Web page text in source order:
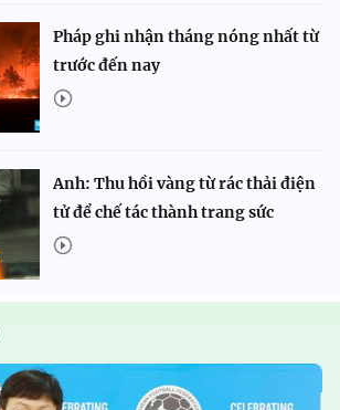
Pháp ghi nhận tháng nóng nhất từ
trước đến nay
Anh: Thu hồi vàng từ rác thải điện
tử để chế tác thành trang sức